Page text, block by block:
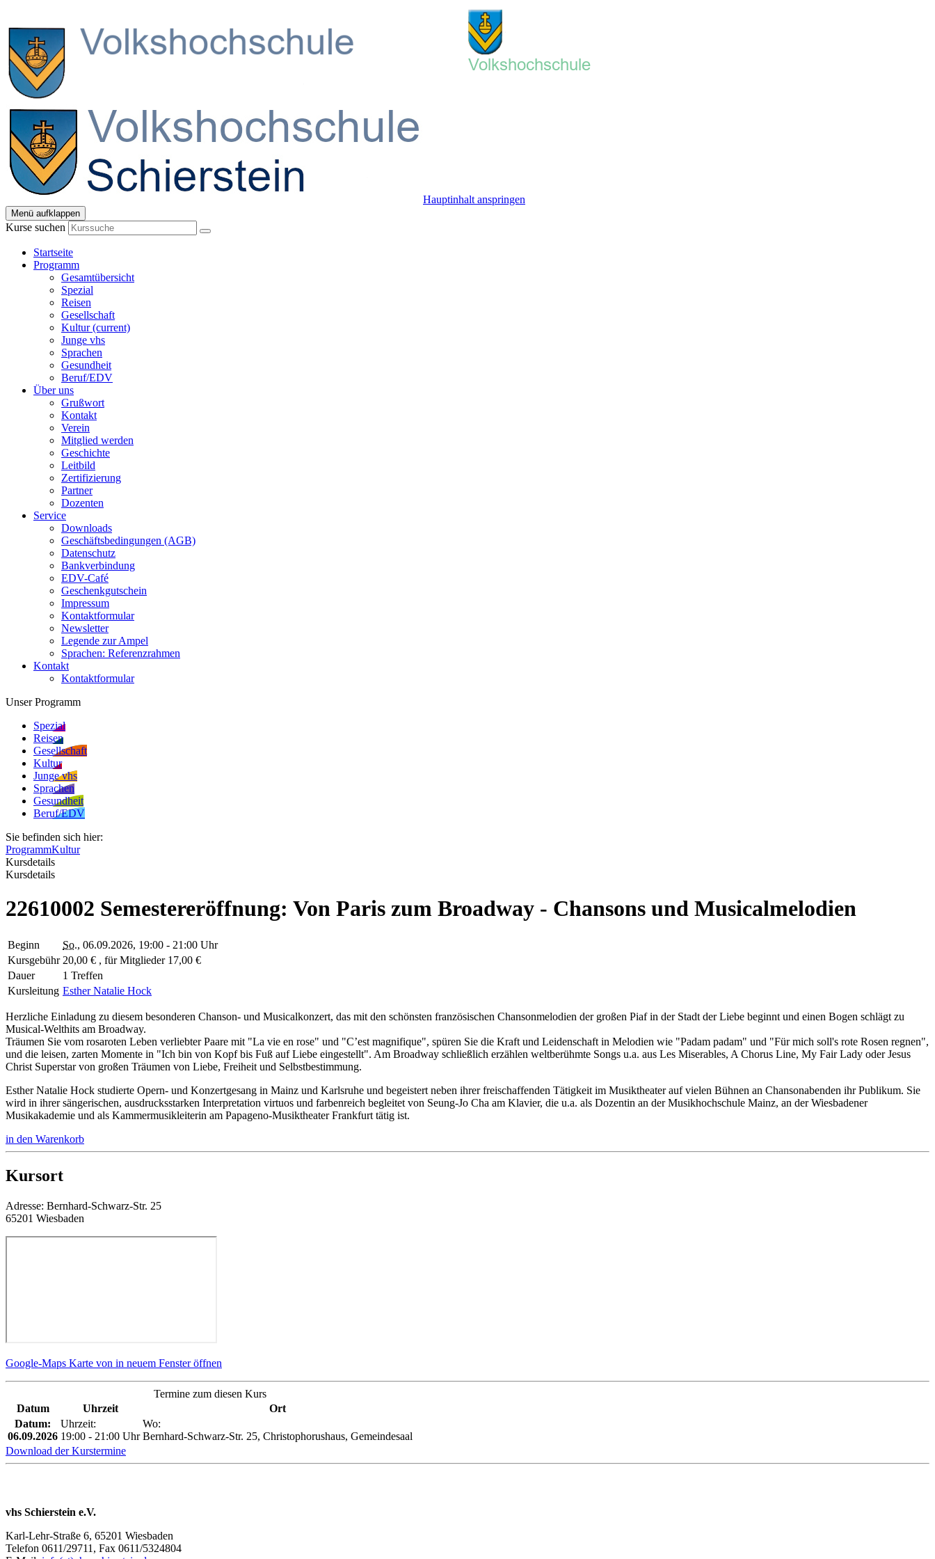
Hauptinhalt anspringen
Menü aufklappen
Kurse suchen
Startseite
Programm
Gesamtübersicht
Spezial
Reisen
Gesellschaft
Kultur(current)
Junge vhs
Sprachen
Gesundheit
Beruf/EDV
Über uns
Grußwort
Kontakt
Verein
Mitglied werden
Geschichte
Leitbild
Zertifizierung
Partner
Dozenten
Service
Downloads
Geschäftsbedingungen (AGB)
Datenschutz
Bankverbindung
EDV-Café
Geschenkgutschein
Impressum
Kontaktformular
Newsletter
Legende zur Ampel
Sprachen: Referenzrahmen
Kontakt
Kontaktformular
Unser Programm
Spezial
Reisen
Gesellschaft
Kultur
Junge vhs
Sprachen
Gesundheit
Beruf/EDV
Sie befinden sich hier:
ProgrammKultur
Kursdetails
Kursdetails
22610002 Semestereröffnung: Von Paris zum Broadway - Chansons und Musicalmelodien
Beginn So., 06.09.2026, 19:00 - 21:00 Uhr
Kursgebühr 20,00 € , für Mitglieder 17,00 €
Dauer
1 Treffen
Kursleitung Esther Natalie Hock
Herzliche Einladung zu diesem besonderen Chanson- und Musicalkonzert, das mit den schönsten französischen Chansonmelodien der großen Piaf in der Stadt der Liebe beginnt und einen Bogen schlägt zu
Musical-Welthits am Broadway.
Träumen Sie vom rosaroten Leben verliebter Paare mit "La vie en rose" und "C’est magnifique", spüren Sie die Kraft und Leidenschaft in Melodien wie "Padam padam" und "Für mich soll's rote Rosen regnen",
und die leisen, zarten Momente in "Ich bin von Kopf bis Fuß auf Liebe eingestellt". Am Broadway schließlich erzählen weltberühmte Songs u.a. aus Les Miserables, A Chorus Line, My Fair Lady oder Jesus
Christ Superstar von großen Träumen von Liebe, Freiheit und Selbstbestimmung.
Esther Natalie Hock studierte Opern- und Konzertgesang in Mainz und Karlsruhe und begeistert neben ihrer freischaffenden Tätigkeit im Musiktheater auf vielen Bühnen an Chansonabenden ihr Publikum. Sie
wird in ihrer sängerischen, ausdrucksstarken Interpretation virtuos und farbenreich begleitet von Seung-Jo Cha am Klavier, die u.a. als Dozentin an der Musikhochschule Mainz, an der Wiesbadener
Musikakademie und als Kammermusikleiterin am Papageno-Musiktheater Frankfurt tätig ist.
in den Warenkorb
Kursort
Adresse: Bernhard-Schwarz-Str. 25
65201 Wiesbaden
Google-Maps Karte von in neuem Fenster öffnen
Termine zum diesen Kurs
Datum
Uhrzeit
Ort
Datum:
06.09.2026
Uhrzeit:
19:00 - 21:00 Uhr
Wo:
Bernhard-Schwarz-Str. 25, Christophorushaus, Gemeindesaal
Download der Kurstermine
vhs Schierstein e.V.
Karl-Lehr-Straße 6, 65201 Wiesbaden
Telefon 0611/29711, Fax 0611/5324804